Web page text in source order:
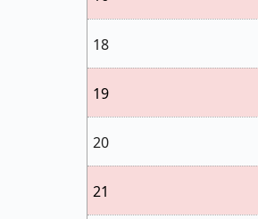
18
19
20
21